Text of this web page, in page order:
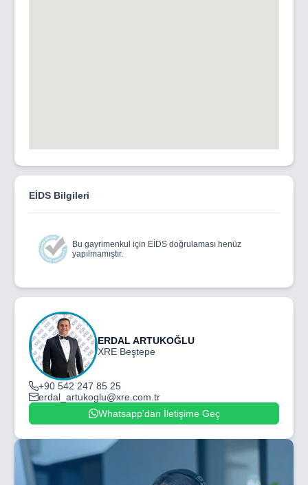
EİDS Bilgileri
Bu gayrimenkul için EİDS doğrulaması henüz
yapılmamıştır.
ERDAL ARTUKOĞLU
XRE Beştepe
+90 542 247 85 25
erdal_artukoglu@xre.com.tr
Whatsapp'dan İletişime Geç